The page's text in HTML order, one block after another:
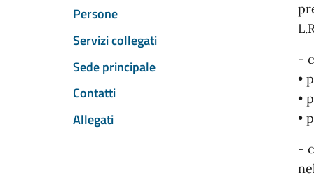
Persone
Servizi collegati
Sede principale
Contatti
Allegati
-
•
•
•
-